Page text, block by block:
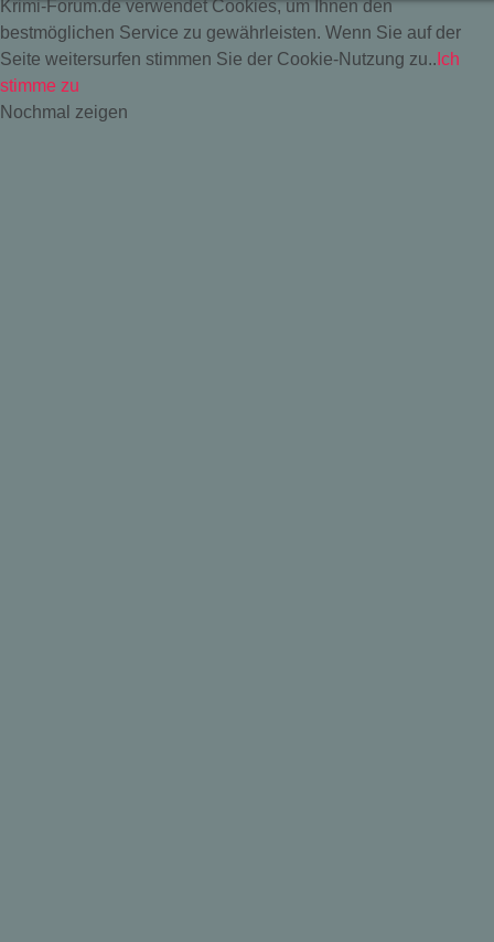
Krimi-Forum.de verwendet Cookies, um Ihnen den
bestmöglichen Service zu gewährleisten. Wenn Sie auf der
Seite weitersurfen stimmen Sie der Cookie-Nutzung zu.. Ich
stimme zu
Nochmal zeigen